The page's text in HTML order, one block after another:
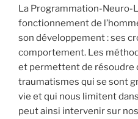
La Programmation-Neuro-
fonctionnement de
son développement : ses
comportement. Les
et permettent de résoudre
traumatismes qui se sont
vie et qui nous limitent
peut ainsi intervenir sur